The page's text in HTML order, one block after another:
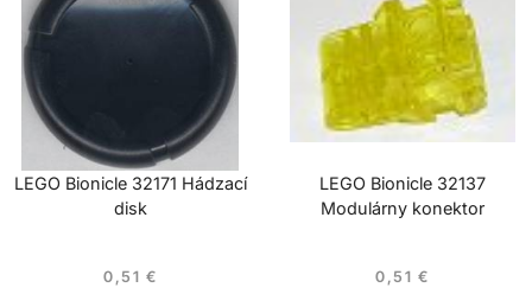
LEGO Bionicle 32171 Hádzací
disk
0,51 €
LEGO Bionicle 32137
Modulárny konektor
0,51 €